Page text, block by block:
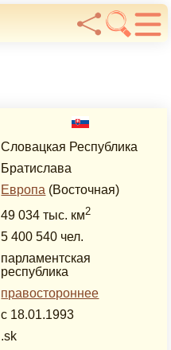
Словацкая Республика
Братислава
Европа (Восточная)
49 034 тыс. км2
5 400 540 чел.
парламентская
республика
правостороннее
с 18.01.1993
.sk